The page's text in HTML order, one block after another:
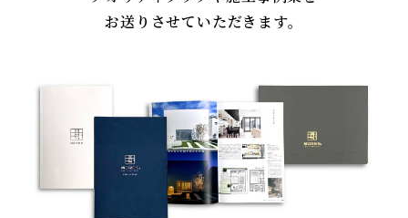
お送りさせていただきます。